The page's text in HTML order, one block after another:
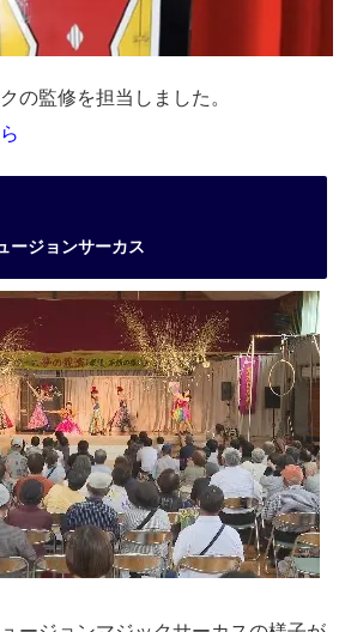
の監修を担当しました。
ージョンサーカス